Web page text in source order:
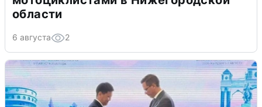
области
6 августа 2